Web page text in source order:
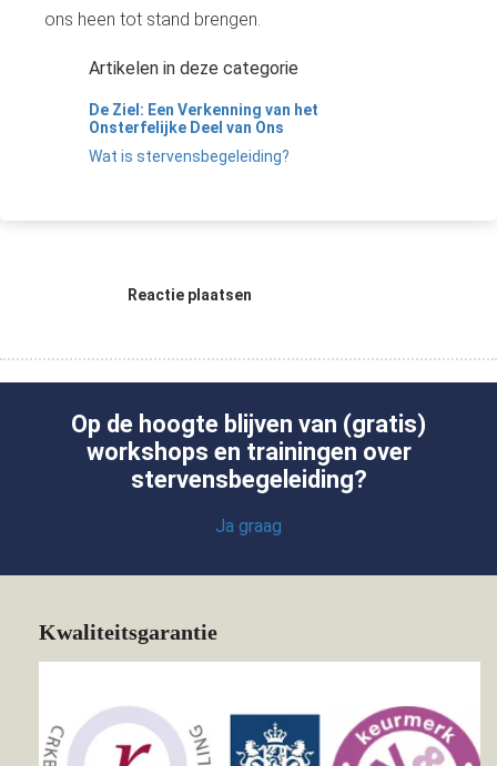
ons heen tot stand brengen.
Artikelen in deze categorie
De Ziel: Een Verkenning van het
Onsterfelijke Deel van Ons
Wat is stervensbegeleiding?
Reactie plaatsen
Op de hoogte blijven van (gratis)
workshops en trainingen over
stervensbegeleiding?
Ja graag
Kwaliteitsgarantie